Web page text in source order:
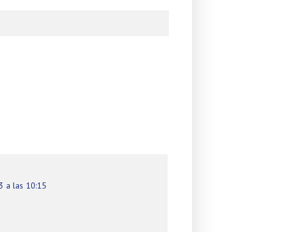
a las 10:15